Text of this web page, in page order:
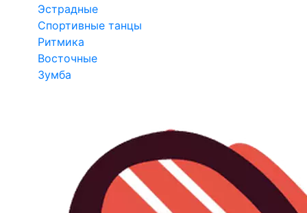
Эстрадные
Спортивные танцы
Ритмика
Восточные
Зумба